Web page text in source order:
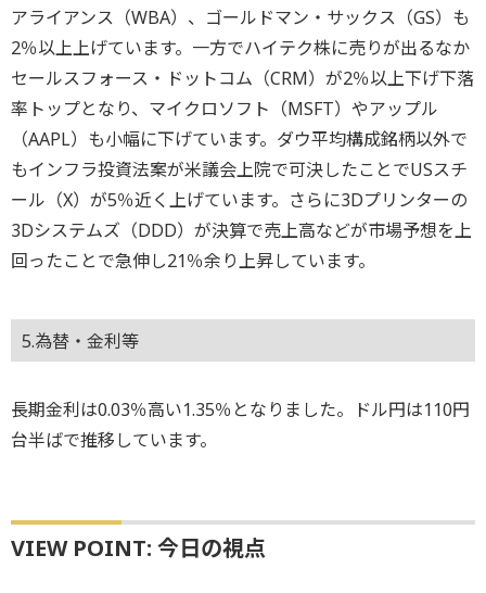
アライアンス（WBA）、ゴールドマン・サックス（GS）も
2％以上上げています。一方でハイテク株に売りが出るなか
セールスフォース・ドットコム（CRM）が2％以上下げ下落
率トップとなり、マイクロソフト（MSFT）やアップル
（AAPL）も小幅に下げています。ダウ平均構成銘柄以外で
もインフラ投資法案が米議会上院で可決したことでUSスチ
ール（X）が5％近く上げています。さらに3Dプリンターの
3Dシステムズ（DDD）が決算で売上高などが市場予想を上
回ったことで急伸し21％余り上昇しています。
5.為替・金利等
長期金利は0.03％高い1.35％となりました。ドル円は110円
台半ばで推移しています。
VIEW POINT: 今日の視点